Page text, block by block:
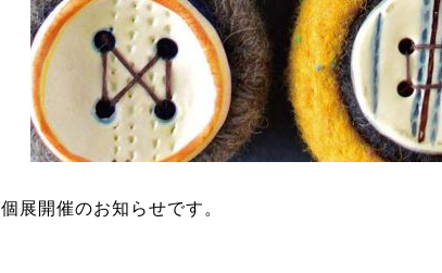
個展開催のお知らせです。